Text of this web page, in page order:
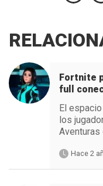
Fortnite
full
El
los
Aventuras
Hace 2